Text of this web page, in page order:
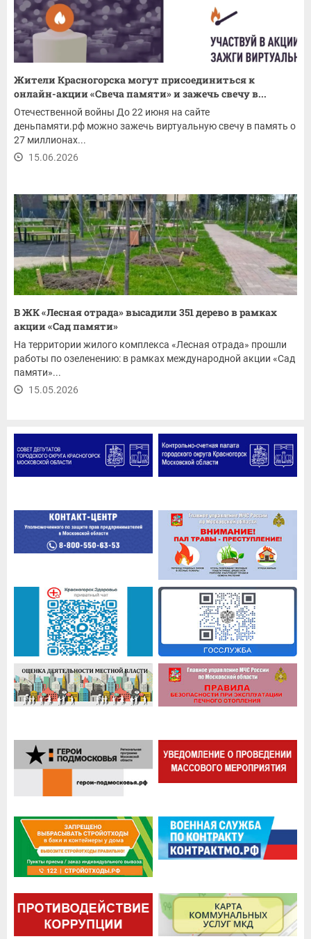
Жители Красногорска могут присоединиться к
онлайн-акции «Свеча памяти» и зажечь свечу в...
Отечественной войны До 22 июня на сайте
деньпамяти.рф можно зажечь виртуальную свечу в память о
27 миллионах...
15.06.2026
В ЖК «Лесная отрада» высадили 351 дерево в рамках
акции «Сад памяти»
На территории жилого комплекса «Лесная отрада» прошли
работы по озеленению: в рамках международной акции «Сад
памяти»...
15.05.2026